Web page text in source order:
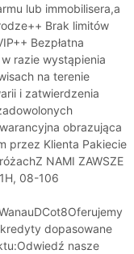
lub immobilisera,a
Brak limitów
Bezpłatna
razie wystąpienia
na terenie
i zatwierdzenia
obrazująca
przez Klienta Pakiecie
NAMI ZAWSZE
08-106
dopasowane
nasze